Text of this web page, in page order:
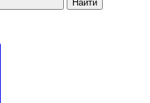
Найти